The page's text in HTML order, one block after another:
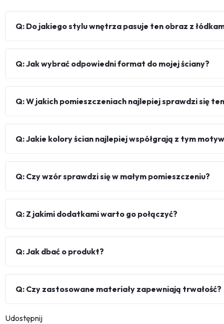
Q: Do jakiego stylu wnętrza pasuje ten obraz z
Q: Jak wybrać odpowiedni format do mojej ściany?
Q: W jakich pomieszczeniach najlepiej sprawdzi się
Q: Jakie kolory ścian najlepiej współgrają z tym
Q: Czy wzór sprawdzi się w małym pomieszczeniu?
Q: Z jakimi dodatkami warto go połączyć?
Q: Jak dbać o produkt?
Q: Czy zastosowane materiały zapewniają trwałość?
Udostępnij